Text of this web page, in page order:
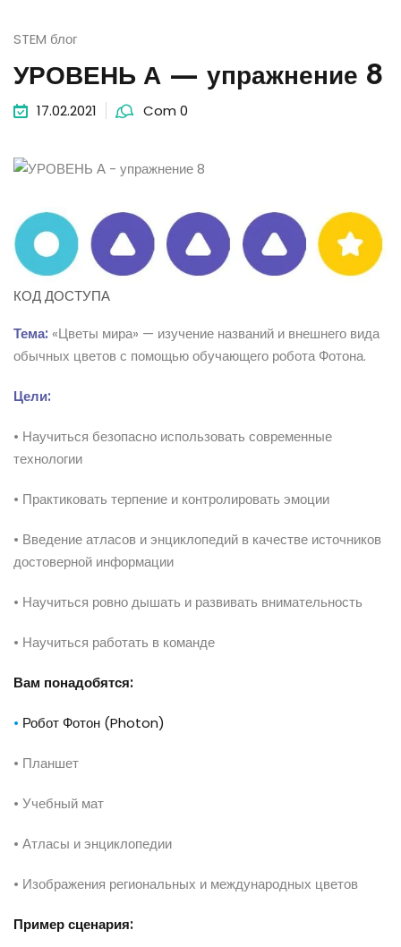
STEM блог
УРОВЕНЬ А — упражнение 8
17.02.2021 Com 0
КОД ДОСТУПА
Тема: «Цветы мира» — изучение названий и внешнего вида
обычных цветов с помощью обучающего робота Фотона.
Цели:
• Научиться безопасно использовать современные
технологии
• Практиковать терпение и контролировать эмоции
• Введение атласов и энциклопедий в качестве источников
достоверной информации
• Научиться ровно дышать и развивать внимательность
• Научиться работать в команде
Вам понадобятся:
• Робот Фотон (Photon)
• Планшет
• Учебный мат
• Атласы и энциклопедии
• Изображения региональных и международных цветов
Примерсценария: